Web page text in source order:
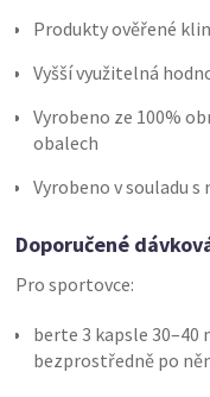
Produkty ověřené
Vyšší využitelná
Vyrobeno ze 100%
obalech
Vyrobeno v souladu s
Doporučené
Pro sportovce:
berte 3 kapsle
bezprostředně po